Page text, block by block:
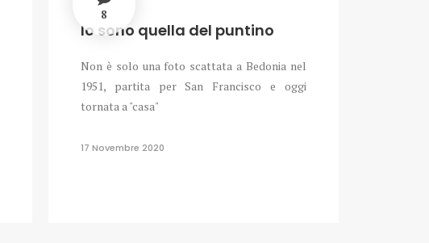
8
Io sono quella del puntino
Non è solo una foto scattata a Bedonia nel
1951, partita per San Francisco e oggi
tornata a "casa"
17 Novembre 2020